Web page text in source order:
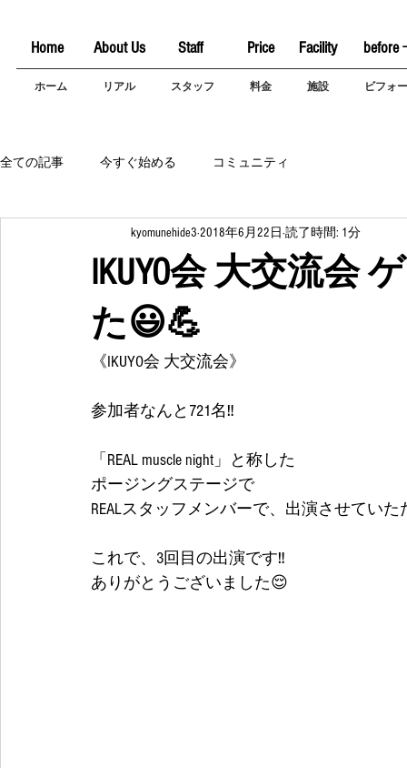
Home About Us Staff Price Facility before
ホーム リアル スタッフ 料金 施設 ビフォ
全ての記事 今すぐ始める コミュニティ
IKUYO会 大交流会
た😃💪
kyomunehide3 2018年6月22日 読了時間: 1分
《IKUYO会 大交流会》
参加者なんと721名‼️
「REAL muscle night」と称した
ポージングステージで
REALスタッフメンバーで、出演させてい
これで、3回目の出演です‼
ありがとうございました😌